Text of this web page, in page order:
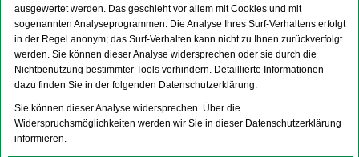
ausgewertet werden. Das geschieht vor allem mit Cookies und mit
sogenannten Analyseprogrammen. Die Analyse Ihres Surf-Verhaltens erfolgt
in der Regel anonym; das Surf-Verhalten kann nicht zu Ihnen zurückverfolgt
werden. Sie können dieser Analyse widersprechen oder sie durch die
Nichtbenutzung bestimmter Tools verhindern. Detaillierte Informationen
dazu finden Sie in der folgenden Datenschutzerklärung.
Sie können dieser Analyse widersprechen. Über die
Widerspruchsmöglichkeiten werden wir Sie in dieser Datenschutzerklärung
informieren.